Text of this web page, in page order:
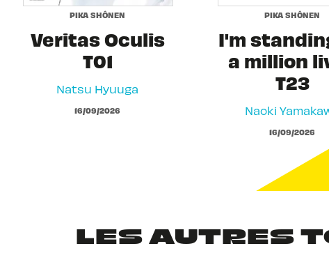
PIKA SHÔNEN
Veritas Oculis
T01
Natsu Hyuuga
16/09/2026
PIKA SHÔNEN
I'm
a million
T23
Naoki
16/09/2026
LES AUTRES